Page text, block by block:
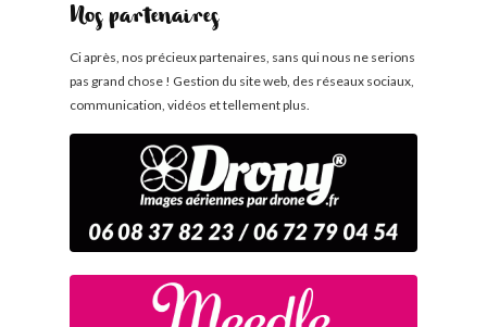
Nos partenaires
Ci après, nos précieux partenaires, sans qui nous ne serions
pas grand chose ! Gestion du site web, des réseaux sociaux,
communication, vidéos et tellement plus.